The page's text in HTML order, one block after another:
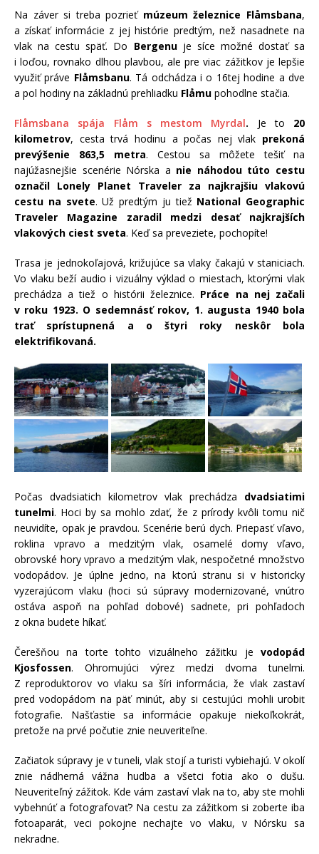
Na záver si treba pozrieť múzeum železnice Flåmsbana,
a získať informácie z jej histórie predtým, než nasadnete na
vlak na cestu späť. Do Bergenuje síce možné dostať sa
i loďou, rovnako dlhou plavbou, ale pre viac zážitkov je lepšie
využiť práve Flåmsbanu. Tá odchádza i o 16tej hodine a dve
a pol hodiny na základnú prehliadku Flåmu pohodlne stačia.
Flåmsbana spája Flåm s mestom Myrdal. Je to 20
kilometrov, cesta trvá hodinu a počas nej vlak prekoná
prevýšenie 863,5 metra. Cestou sa môžete tešiť na
najúžasnejšie scenérie Nórska a nie náhodou túto cestu
označil Lonely Planet Traveler za najkrajšiu vlakovú
cestu na svete. Už predtým ju tiež National Geographic
Traveler Magazine zaradil medzi desať najkrajších
vlakových ciest sveta. Keď sa preveziete, pochopíte!
Trasa je jednokoľajová, križujúce sa vlaky čakajú v staniciach.
Vo vlaku beží audio i vizuálny výklad o miestach, ktorými vlak
prechádza a tiež o histórii železnice. Práce na nej začali
v roku 1923. O sedemnásť rokov, 1. augusta 1940 bola
trať sprístupnená a o štyri roky neskôr bola
elektrifikovaná.
Počas dvadsiatich kilometrov vlak prechádza dvadsiatimi
tunelmi. Hoci by sa mohlo zdať, že z prírody kvôli tomu nič
neuvidíte, opak je pravdou. Scenérie berú dych. Priepasť vľavo,
roklina vpravo a medzitým vlak, osamelé domy vľavo,
obrovské hory vpravo a medzitým vlak, nespočetné množstvo
vodopádov. Je úplne jedno, na ktorú stranu si v historicky
vyzerajúcom vlaku (hoci sú súpravy modernizované, vnútro
ostáva aspoň na pohľad dobové) sadnete, pri pohľadoch
z okna budete híkať.
Čerešňou na torte tohto vizuálneho zážitku je vodopád
Kjosfossen. Ohromujúci výrez medzi dvoma tunelmi.
Z reproduktorov vo vlaku sa šíri informácia, že vlak zastaví
pred vodopádom na päť minút, aby si cestujúci mohli urobiť
fotografie. Našťastie sa informácie opakuje niekoľkokrát,
pretože na prvé počutie znie neuveriteľne.
Začiatok súpravy je v tuneli, vlak stojí a turisti vybiehajú. V okolí
znie nádherná vážna hudba a všetci fotia ako o dušu.
Neuveriteľný zážitok. Kde vám zastaví vlak na to, aby ste mohli
vybehnúť a fotografovať? Na cestu za zážitkom si zoberte iba
fotoaparát, veci pokojne nechajte vo vlaku, v Nórsku sa
nekradne.